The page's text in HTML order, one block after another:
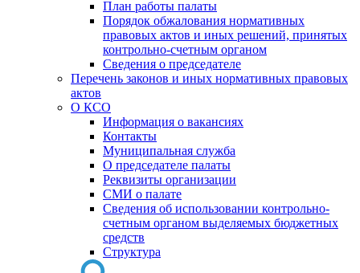
План работы палаты
Порядок обжалования нормативных
правовых актов и иных решений, принятых
контрольно-счетным органом
Сведения о председателе
Перечень законов и иных нормативных правовых
актов
О КСО
Информация о вакансиях
Контакты
Муниципальная служба
О председателе палаты
Реквизиты организации
СМИ о палате
Сведения об использовании контрольно-
счетным органом выделяемых бюджетных
средств
Структура